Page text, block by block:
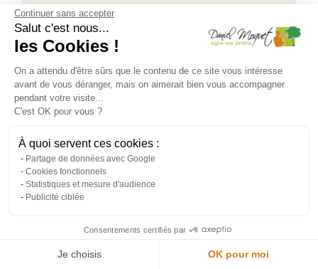
Continuer sans accepter
Salut c'est nous...
les Cookies !
On a attendu d'être sûrs que le contenu de ce site vous intéresse
avant de vous déranger, mais on aimerait bien vous accompagner
pendant votre visite...
C'est OK pour vous ?
À quoi servent ces cookies :
Partage de données avec Google
Cookies fonctionnels
Statistiques et mesure d'audience
Publicité ciblée
Consentements certifiés par
Je choisis OK pour moi
- Très satisfaite, équipe très professionnelle et très sympa
par
un résultat très satisfaisant. Je recommande vivement